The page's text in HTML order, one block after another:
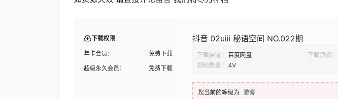
下载权限
年卡会员：
免费下载
超级永久会员：
免费下载
抖音 02uiii 秘语空间 NO.022期
下载渠道： 百度网盘 下载须知：
视频数量：
4V
您当前的等级为 游客